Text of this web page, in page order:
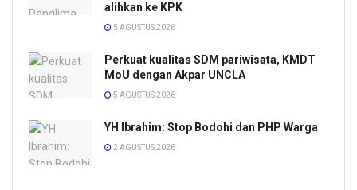
alihkan ke KPK
5 AGUSTUS 2026
Perkuat kualitas SDM pariwisata, KMDT
MoU dengan Akpar UNCLA
5 AGUSTUS 2026
YH Ibrahim: Stop Bodohi dan PHP Warga
2 AGUSTUS 2026